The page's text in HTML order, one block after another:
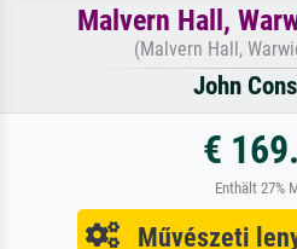
Malvern Hall,
(Malvern Hall,
John
€
Enthält 27%
Művészeti